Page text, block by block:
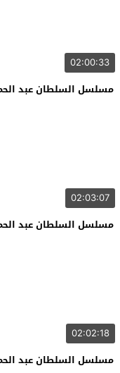
02:00:33
مسلسل السلطان عبد
02:03:07
مسلسل السلطان عبد
02:02:18
مسلسل السلطان عبد